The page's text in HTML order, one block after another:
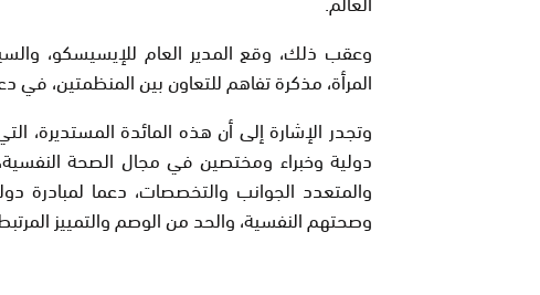
وعقب ذلك، وقع المدير العام للإيسيسكو،
المرأة، مذكرة تفاهم للتعاون بين المنظمتين، في
وتجدر الإشارة إلى أن هذه المائدة
دولية وخبراء ومختصين في مجال الصحة
والمتعدد الجوانب والتخصصات، دعما لمبادرة
وصحتهم النفسية، والحد من الوصم والتمييز